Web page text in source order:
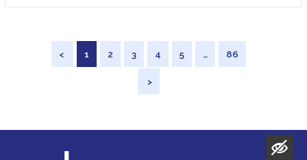
< 1 2 3 4 5 … 86
>